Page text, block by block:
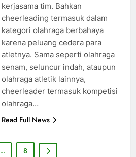
kerjasama tim. Bahkan
cheerleading termasuk dalam
kategori olahraga berbahaya
karena peluang cedera para
atletnya. Sama seperti olahraga
senam, seluncur indah, ataupun
olahraga atletik lainnya,
cheerleader termasuk kompetisi
olahraga…
Read Full News
… 8